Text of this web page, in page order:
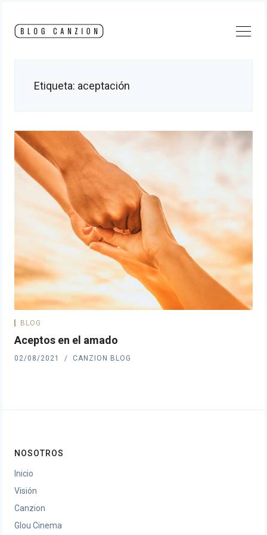
content
Etiqueta: aceptación
BLOG
Aceptos en el amado
02/08/2021 CANZION BLOG
NOSOTROS
Inicio
Visión
Canzion
Glou Cinema